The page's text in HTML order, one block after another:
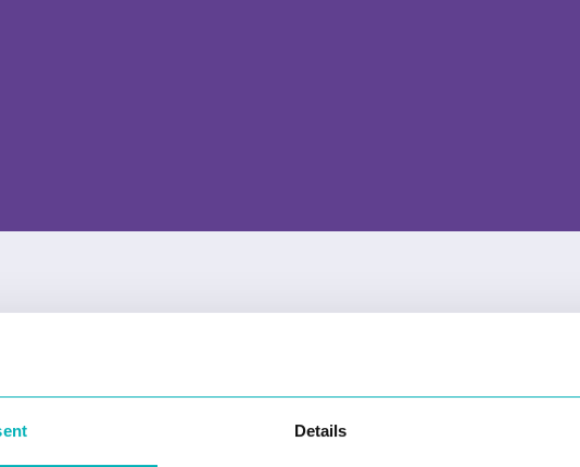
Details